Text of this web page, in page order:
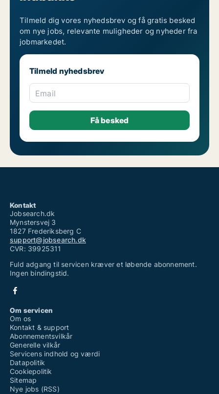
Tilmeld dig vores nyhedsbrev og få gratis besked
om nye jobs, relevante muligheder og nyheder fra
jobmarkedet.
Tilmeld nyhedsbrev
Email
Kontakt
Jobsearch.dk
Mynstersvej 3
1827 Frederiksberg C
support@jobsearch.dk
CVR: 39925311
Fuld adgang til servicen kræver et løbende abonnement.
Ingen bindingstid.
Om servicen
Om os
Kontakt & support
Abonnementsvilkår
Generelle vilkår
Servicens indhold og værdi
Datapolitik
Cookiepolitik
Sitemap
Nye jobs (RSS)